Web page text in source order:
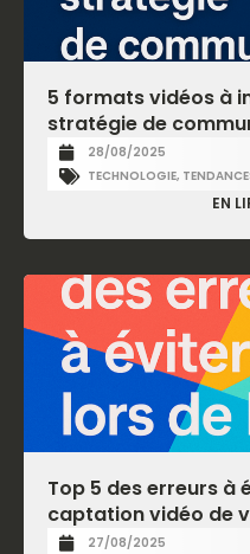
5 formats vidéos à
stratégie de
28/08/2025
TECHNOLOGIE,
EN
Top 5 des erreurs à
captation vidéo de
27/08/2025